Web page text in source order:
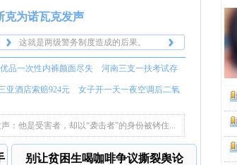
克为诺瓦克发声
这就是两级警务制度造成的后果。
你会因为为西方辩护而被贴上种族主义
者的标签，或者看着你的男孩在镜头前
流血而亡。随你便。
这种事在这儿的黑人身上经常发生，警
察对黑人美国人的射杀率是白人美国人
这就是两级警务制度造成的后果。
者的标签，或者看着你的男孩在镜头前
流血而亡。随你便。
这种事在这儿的黑人身上经常发生，警
察对黑人美国人的射杀率是白人美国人
品一次性内裤颜面尽失 河南三支一扶考试存
亚酒店索赔924元 女子开一天一夜空调后二氧
：他是受害者，却以“袭击者”的身份被铐住...
别让贫困生喝咖啡争议撕裂舆论